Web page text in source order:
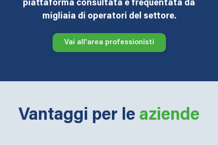
piattaforma consultata e frequentata da
migliaia di operatori del settore.
Vai all'area professionisti
Vantaggi per le aziende